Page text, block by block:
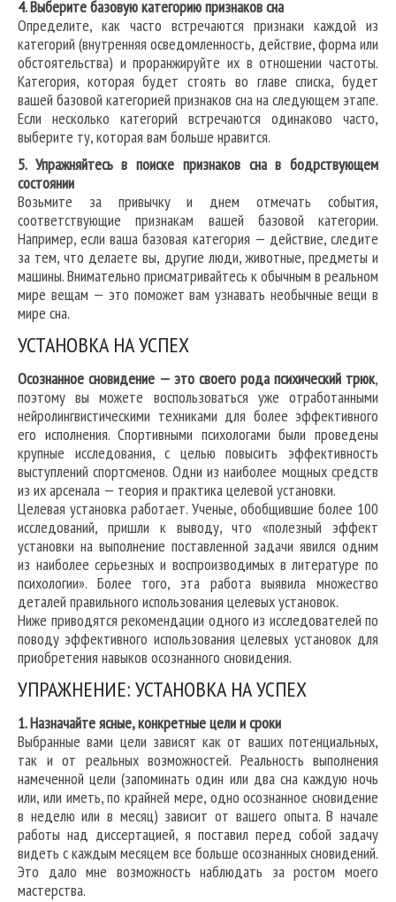
4. Выберите базовую категорию признаков сна
Определите, как часто встречаются признаки каждой из
категорий (внутренняя осведомленность, действие, форма или
обстоятельства) и проранжируйте их в отношении частоты.
Категория, которая будет стоять во главе списка, будет
вашей базовой категорией признаков сна на следующем этапе.
Если несколько категорий встречаются одинаково часто,
выберите ту, которая вам больше нравится.
5. Упражняйтесь в поиске признаков сна в бодрствующем
состоянии
Возьмите за привычку и днем отмечать события,
соответствующие признакам вашей базовой категории.
Например, если ваша базовая категория — действие, следите
за тем, что делаете вы, другие люди, животные, предметы и
машины. Внимательно присматривайтесь к обычным в реальном
мире вещам — это поможет вам узнавать необычные вещи в
мире сна.
УСТАНОВКА НА УСПЕХ
Осознанное сновидение — это своего рода психический трюк,
поэтому вы можете воспользоваться уже отработанными
нейролингвистическими техниками для более эффективного
его исполнения. Спортивными психологами были проведены
крупные исследования, с целью повысить эффективность
выступлений спортсменов. Одни из наиболее мощных средств
из их арсенала — теория и практика целевой установки.
Целевая установка работает. Ученые, обобщившие более 100
исследований, пришли к выводу, что «полезный эффект
установки на выполнение поставленной задачи явился одним
из наиболее серьезных и воспроизводимых в литературе по
психологии». Более того, эта работа выявила множество
деталей правильного использования целевых установок.
Ниже приводятся рекомендации одного из исследователей по
поводу эффективного использования целевых установок для
приобретения навыков осознанного сновидения.
УПРАЖНЕНИЕ: УСТАНОВКА НА УСПЕХ
1. Назначайте ясные, конкретные цели и сроки
Выбранные вами цели зависят как от ваших потенциальных,
так и от реальных возможностей. Реальность выполнения
намеченной цели (запоминать один или два сна каждую ночь
или, или иметь, по крайней мере, одно осознанное сновидение
в неделю или в месяц) зависит от вашего опыта. В начале
работы над диссертацией, я поставил перед собой задачу
видеть с каждым месяцем все больше осознанных сновидений.
Это дало мне возможность наблюдать за ростом моего
мастерства.